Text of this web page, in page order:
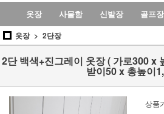
옷장 사물함 신발장 골프
옷장 2단장
2단 백색+진그레이 옷장 ( 가로300 x
받이50 x 총높이
상품